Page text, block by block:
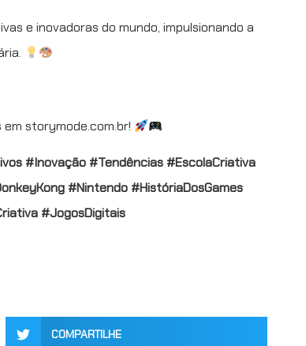
e inovadoras do mundo, impulsionando a
storymode.com.br!
#Inovação #Tendências #EscolaCriativa
#Nintendo #HistóriaDosGames
#JogosDigitais
COMPARTILHE